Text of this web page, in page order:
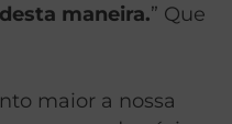
maneira.” Que
maior a nossa